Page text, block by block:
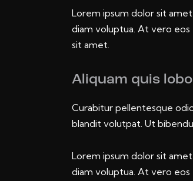
Lorem ipsum dolor sit
diam voluptua. At vero
sit amet.
Aliquam quis
Curabitur pellentesque
blandit volutpat. Ut
Lorem ipsum dolor sit
diam voluptua. At vero